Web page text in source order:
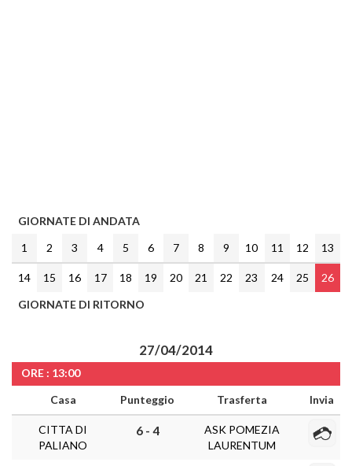
GIORNATE DI ANDATA
1
2 3 4 5 6 7 8 9 10 11 12 13
14 15 16 17 18 19 20 21 22 23 24 25
26
GIORNATE DI RITORNO
27/04/2014
ORE : 13:00
Casa
Punteggio Trasferta Invia
CITTA DI
PALIANO
6 - 4
ASK POMEZIA
LAURENTUM